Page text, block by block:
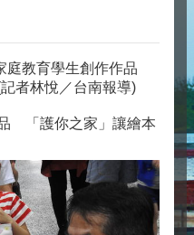
庭教育學生創作作品
者林悅／台南報導)
「護你之家」讓繪本